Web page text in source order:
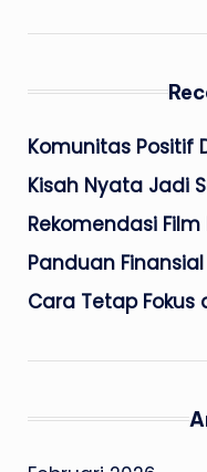
Komunitas Positif
Kisah Nyata Jadi
Rekomendasi
Panduan
Cara Tetap Fokus